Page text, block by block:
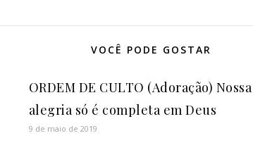
VOCÊ PODE GOSTAR
ORDEM DE CULTO (Adoração) Nossa
alegria só é completa em Deus
9 de maio de 2019